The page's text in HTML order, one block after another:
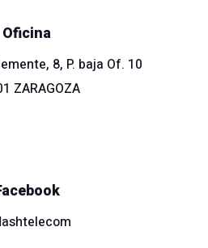
Oficina
8, P. baja Of. 10
ZARAGOZA